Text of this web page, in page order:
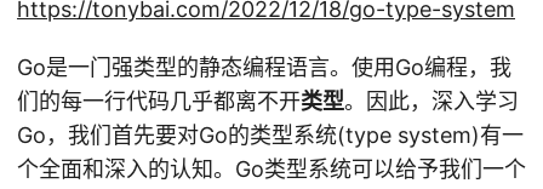
https://tonybai.com/2022/12/18/go-type-system
Go是一门强类型的静态编程语言。使用Go编程，我
们的每一行代码几乎都离不开类型。因此，深入学习
Go，我们首先要对Go的类型系统(type system)有一
个全面和深入的认知。Go类型系统可以给予我们一个